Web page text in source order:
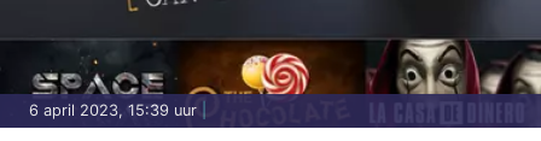
6 april 2023, 15:39 uur